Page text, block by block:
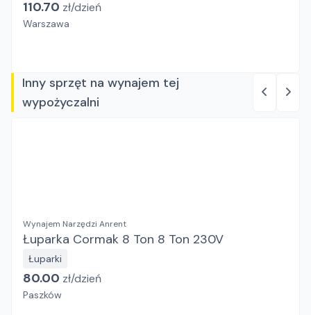
110.70 zł/dzień
Warszawa
Inny sprzęt na wynajem tej
wypożyczalni
Wynajem Narzędzi Anrent
Łuparka Cormak 8 Ton 8 Ton 230V
Łuparki
80.00 zł/dzień
Paszków